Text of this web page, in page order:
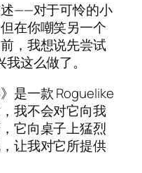
——对于可怜的小
在你嘲笑另一个
，我想说先尝试
这么做了。
是一款 Roguelike
我不会对它向我
它向桌子上猛烈
让我对它所提供